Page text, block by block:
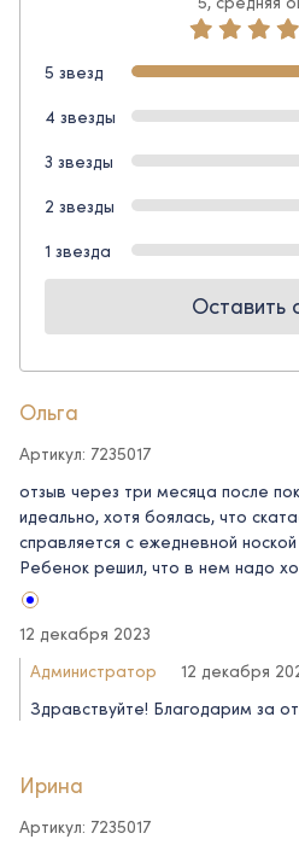
5 звезд
4 звезды
3 звезды
2 звезды
1 звезда
Оставить
Ольга
Артикул: 7235017
отзыв через три месяца после
идеально, хотя боялась, что
справляется с ежедневной
Ребенок решил, что в нем надо
12 декабря 2023
Администратор
12 декабря
Здравствуйте! Благодарим за
Ирина
Артикул: 7235017